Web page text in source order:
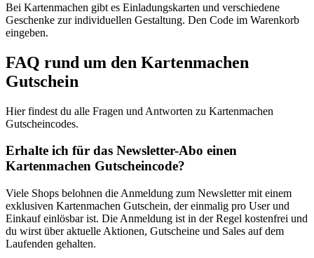
Bei Kartenmachen gibt es Einladungskarten und verschiedene
Geschenke zur individuellen Gestaltung. Den Code im Warenkorb
eingeben.
FAQ rund um den Kartenmachen
Gutschein
Hier findest du alle Fragen und Antworten zu Kartenmachen
Gutscheincodes.
Erhalte ich für das Newsletter-Abo einen
Kartenmachen Gutscheincode?
Viele Shops belohnen die Anmeldung zum Newsletter mit einem
exklusiven Kartenmachen Gutschein, der einmalig pro User und
Einkauf einlösbar ist. Die Anmeldung ist in der Regel kostenfrei und
du wirst über aktuelle Aktionen, Gutscheine und Sales auf dem
Laufenden gehalten.